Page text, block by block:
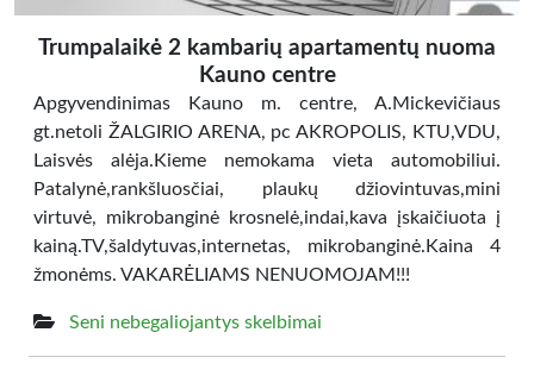
Trumpalaikė 2 kambarių apartamentų nuoma
Kauno centre
Apgyvendinimas Kauno m. centre, A.Mickevičiaus
gt.netoli ŽALGIRIO ARENA, pc AKROPOLIS, KTU,VDU,
Laisvės alėja.Kieme nemokama vieta automobiliui.
Patalynė,rankšluosčiai, plaukų džiovintuvas,mini
virtuvė, mikrobanginė krosnelė,indai,kava įskaičiuota į
kainą.TV,šaldytuvas,internetas, mikrobanginė.Kaina 4
žmonėms. VAKARĖLIAMS NENUOMOJAM!!!
Seni nebegaliojantys skelbimai